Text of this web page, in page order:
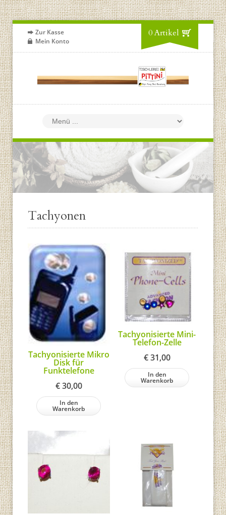
Zur Kasse
Mein Konto
0 Artikel
Tachyonen
Tachyonisierte Mikro
Disk für
Funktelefone
€30,00
In den
Warenkorb
Tachyonisierte Mini-
Telefon-Zelle
€31,00
In den
Warenkorb